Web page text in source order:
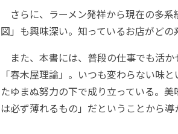
さらに、ラーメン発祥から現在の多
図」も興味深い。知っているお店がどの
また、本書には、普段の仕事でも活
「春木屋理論」。いつも変わらない味
たゆまぬ努力の下で成り立っている。
は必ず薄れるもの」だということから導